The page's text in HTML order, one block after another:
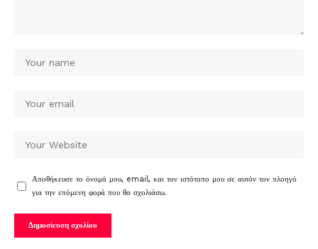
Αποθήκευσε το όνομά μου, email, και τον ιστότοπο μου σε αυτόν τον πλοηγό
για την επόμενη φορά που θα σχολιάσω.